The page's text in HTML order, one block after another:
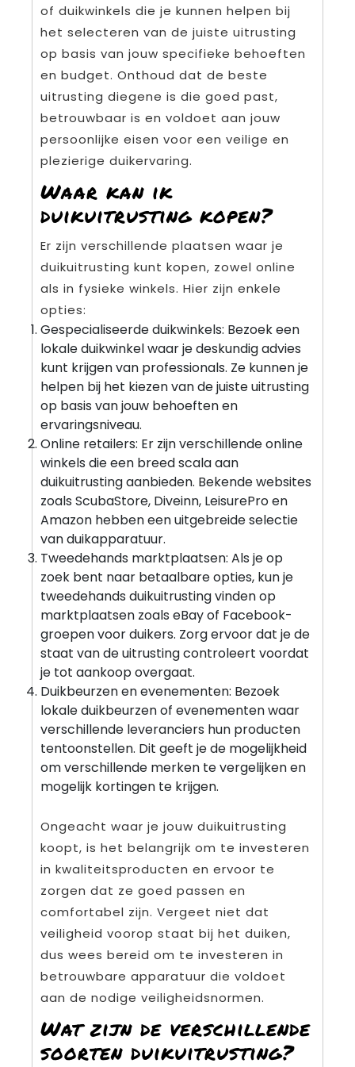
of duikwinkels die je kunnen helpen bij
het selecteren van de juiste uitrusting
op basis van jouw specifieke behoeften
en budget. Onthoud dat de beste
uitrusting diegene is die goed past,
betrouwbaar is en voldoet aan jouw
persoonlijke eisen voor een veilige en
plezierige duikervaring.
Waar kan ik
duikuitrusting kopen?
Er zijn verschillende plaatsen waar je
duikuitrusting kunt kopen, zowel online
als in fysieke winkels. Hier zijn enkele
opties:
Gespecialiseerde duikwinkels: Bezoek een
lokale duikwinkel waar je deskundig advies
kunt krijgen van professionals. Ze kunnen je
helpen bij het kiezen van de juiste uitrusting
op basis van jouw behoeften en
ervaringsniveau.
Online retailers: Er zijn verschillende online
winkels die een breed scala aan
duikuitrusting aanbieden. Bekende websites
zoals ScubaStore, Diveinn, LeisurePro en
Amazon hebben een uitgebreide selectie
van duikapparatuur.
Tweedehands marktplaatsen: Als je op
zoek bent naar betaalbare opties, kun je
tweedehands duikuitrusting vinden op
marktplaatsen zoals eBay of Facebook-
groepen voor duikers. Zorg ervoor dat je de
staat van de uitrusting controleert voordat
je tot aankoop overgaat.
Duikbeurzen en evenementen: Bezoek
lokale duikbeurzen of evenementen waar
verschillende leveranciers hun producten
tentoonstellen. Dit geeft je de mogelijkheid
om verschillende merken te vergelijken en
mogelijk kortingen te krijgen.
Ongeacht waar je jouw duikuitrusting
koopt, is het belangrijk om te investeren
in kwaliteitsproducten en ervoor te
zorgen dat ze goed passen en
comfortabel zijn. Vergeet niet dat
veiligheid voorop staat bij het duiken,
dus wees bereid om te investeren in
betrouwbare apparatuur die voldoet
aan de nodige veiligheidsnormen.
Wat zijn de verschillende
soorten duikuitrusting?